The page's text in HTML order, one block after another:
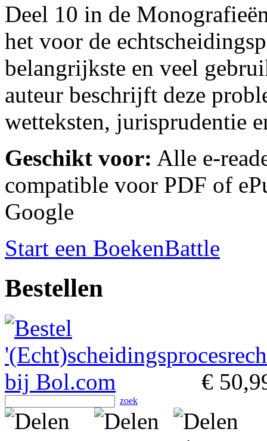
Deel 10 in de
het voor de
belangrijkste en veel
auteur beschrijft deze
wetteksten, jurisprudentie
Geschikt voor: Alle e-
compatible voor PDF of
Google
Start een BoekenBattle
Bestellen
€
zoek